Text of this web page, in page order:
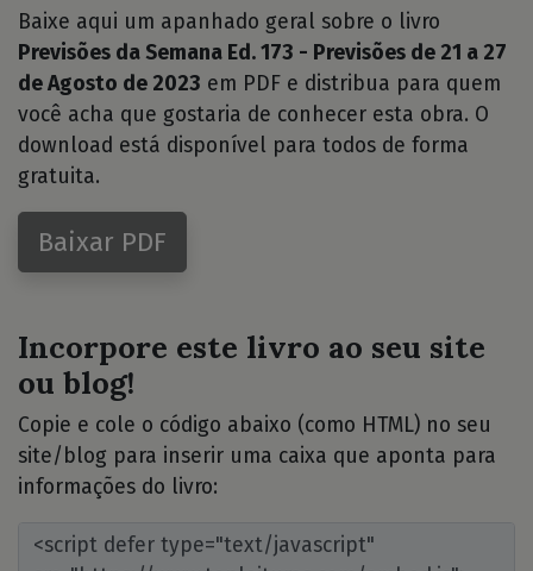
Baixe aqui um apanhado geral sobre o livro
Previsões da Semana Ed. 173 - Previsões de 21 a 27
de Agosto de 2023 em PDF e distribua para quem
você acha que gostaria de conhecer esta obra. O
download está disponível para todos de forma
gratuita.
Baixar PDF
Incorpore este livro ao seu site
ou blog!
Copie e cole o código abaixo (como HTML) no seu
site/blog para inserir uma caixa que aponta para
informações do livro: